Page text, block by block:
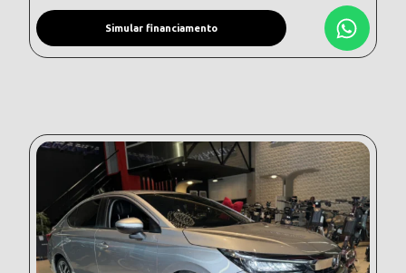
Simular financiamento